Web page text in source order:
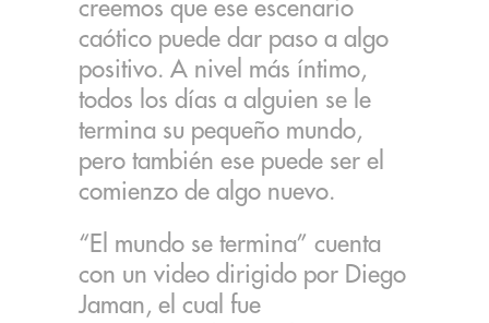
creemos que ese escenario
caótico puede dar paso a algo
positivo. A nivel más íntimo,
todos los días a alguien se le
termina su pequeño mundo,
pero también ese puede ser el
comienzo de algo nuevo.
“El mundo se termina” cuenta
con un video dirigido por Diego
Jaman, el cual fue